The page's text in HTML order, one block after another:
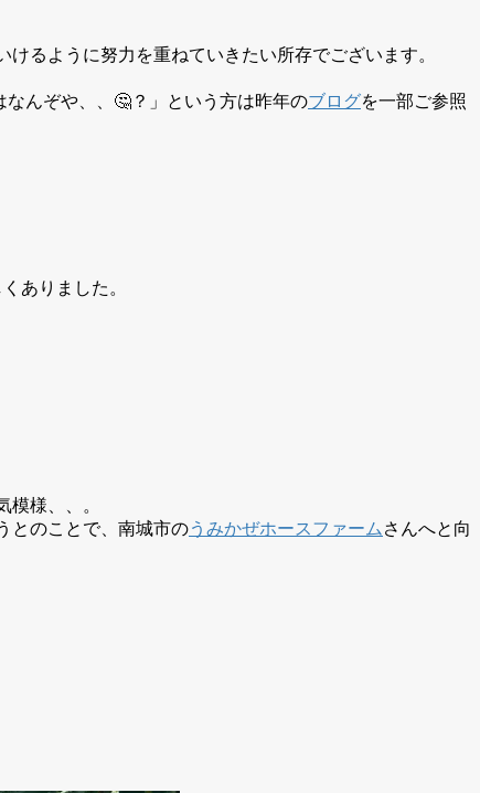
るように努力を重ねていきたい所存でございます。
んぞや、、🤔？」という方は昨年のブログを一部ご参照
ありました。
様、、。
とのことで、南城市のうみかぜホースファームさんへと向